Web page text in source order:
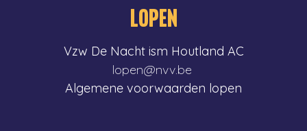
LOPEN
Vzw De Nacht ism Houtland AC
lopen@nvv.be
Algemene voorwaarden lopen